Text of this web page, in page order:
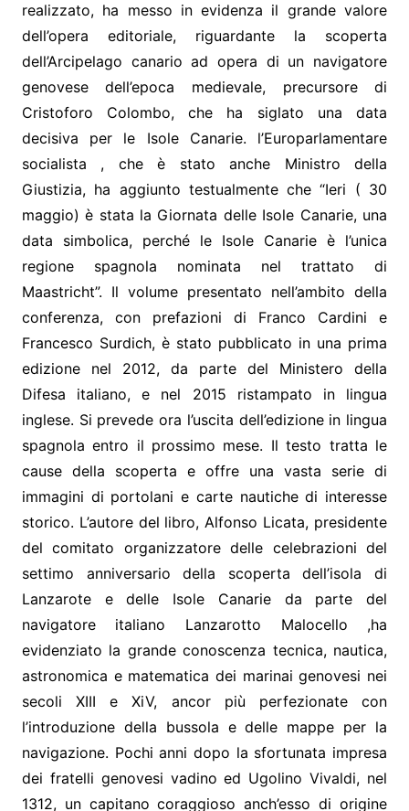
realizzato, ha messo in evidenza il grande valore
dell’opera editoriale, riguardante la scoperta
dell’Arcipelago canario ad opera di un navigatore
genovese dell’epoca medievale, precursore di
Cristoforo Colombo, che ha siglato una data
decisiva per le Isole Canarie. l’Europarlamentare
socialista , che è stato anche Ministro della
Giustizia, ha aggiunto testualmente che “Ieri ( 30
maggio) è stata la Giornata delle Isole Canarie, una
data simbolica, perché le Isole Canarie è l’unica
regione spagnola nominata nel trattato di
Maastricht”. Il volume presentato nell’ambito della
conferenza, con prefazioni di Franco Cardini e
Francesco Surdich, è stato pubblicato in una prima
edizione nel 2012, da parte del Ministero della
Difesa italiano, e nel 2015 ristampato in lingua
inglese. Si prevede ora l’uscita dell’edizione in lingua
spagnola entro il prossimo mese. Il testo tratta le
cause della scoperta e offre una vasta serie di
immagini di portolani e carte nautiche di interesse
storico. L’autore del libro, Alfonso Licata, presidente
del comitato organizzatore delle celebrazioni del
settimo anniversario della scoperta dell’isola di
Lanzarote e delle Isole Canarie da parte del
navigatore italiano Lanzarotto Malocello ,ha
evidenziato la grande conoscenza tecnica, nautica,
astronomica e matematica dei marinai genovesi nei
secoli XIII e XiV, ancor più perfezionate con
l’introduzione della bussola e delle mappe per la
navigazione. Pochi anni dopo la sfortunata impresa
dei fratelli genovesi vadino ed Ugolino Vivaldi, nel
1312, un capitano coraggioso anch’esso di origine